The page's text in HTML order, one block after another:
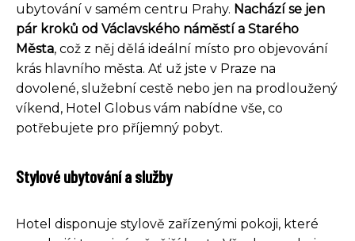
ubytování v samém centru Prahy. Nachází se jen
pár kroků od Václavského náměstí a Starého
Města, což z něj dělá ideální místo pro objevování
krás hlavního města. Ať už jste v Praze na
dovolené, služební cestě nebo jen na prodloužený
víkend, Hotel Globus vám nabídne vše, co
potřebujete pro příjemný pobyt.
Stylové ubytování a služby
Hotel disponuje stylově zařízenými pokoji, které